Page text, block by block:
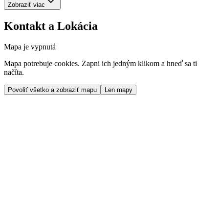
Zobraziť viac
Kontakt a Lokácia
Mapa je vypnutá
Mapa potrebuje cookies. Zapni ich jedným klikom a hneď sa ti
načíta.
Povoliť všetko a zobraziť mapu Len mapy